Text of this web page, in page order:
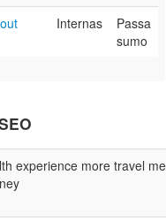
Internas
Passa
sumo
experience more travel